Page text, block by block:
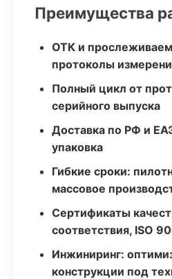
Преимущества
ОТК и
протоколы
Полный цикл от
серийного выпуска
Доставка по РФ и
упаковка
Гибкие сроки:
массовое
Сертификаты
соответствия, ISO
Инжиниринг:
конструкции под